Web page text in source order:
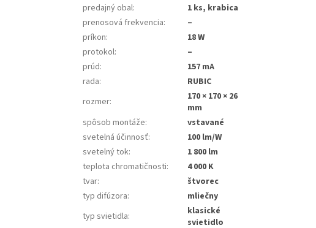
predajný obal:
1 ks, krabica
prenosová frekvencia:
–
príkon:
18 W
protokol:
–
prúd:
157 mA
rada:
RUBIC
rozmer:
170 × 170 × 26
mm
spôsob montáže:
vstavané
svetelná účinnosť:
100 lm/W
svetelný tok:
1 800 lm
teplota chromatičnosti:
4 000 K
tvar:
štvorec
typ difúzora:
mliečny
typ svietidla:
klasické
svietidlo